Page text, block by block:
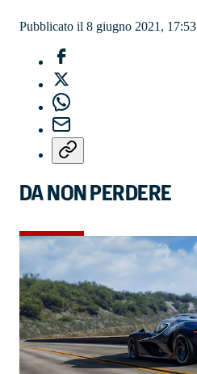
Pubblicato il 8 giugno 2021, 17:53
DA NON PERDERE